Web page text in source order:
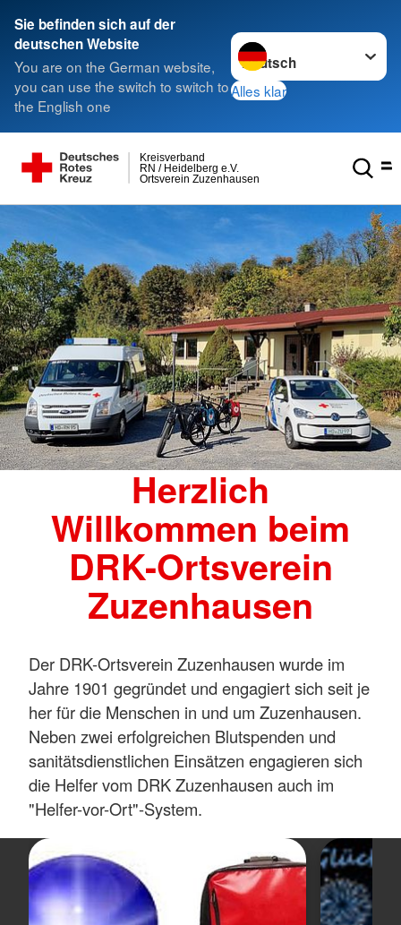
Sie befinden sich auf der
deutschen Website
You are on the German website,
you can use the switch to switch to
the English one
Sprache wechseln zu
Alles klar
Ortsverein Zuzenhausen
RN / Heidelberg e.V.
Kreisverband
Herzlich
Willkommen beim
DRK-Ortsverein
Zuzenhausen
Der DRK-Ortsverein Zuzenhausen wurde im
Jahre 1901 gegründet und engagiert sich seit je
her für die Menschen in und um Zuzenhausen.
Neben zwei erfolgreichen Blutspenden und
sanitätsdienstlichen Einsätzen engagieren sich
die Helfer vom DRK Zuzenhausen auch im
"Helfer-vor-Ort"-System.